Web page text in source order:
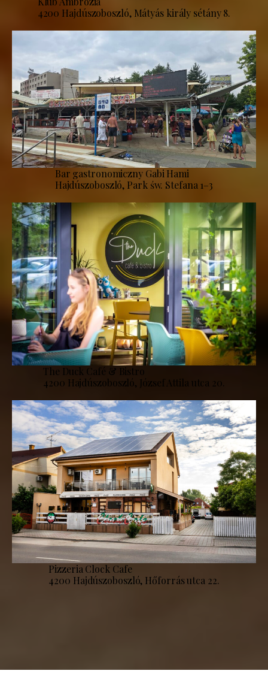
4200 Hajdúszoboszló, Mátyás király sétány 8.
Bar gastronomiczny Gabi Hami
Hajdúszoboszló, Park św. Stefana 1–3
The Duck Café & Bistro
4200 Hajdúszoboszló, József Attila utca 20.
Pizzeria Clock Cafe
4200 Hajdúszoboszló, Hőforrás utca 22.